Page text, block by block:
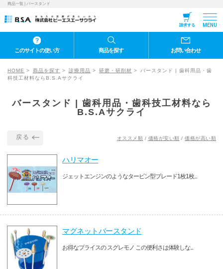
商品一覧 | バースタンド
請求する MENU
このサイトの使い方 商品を探す お問い合わせ
HOME 商品を探す 診療用品 研磨・研削材
バースタンド | 歯科用品・歯
科技工材料ならB.S.Aサクライ
バースタンド | 歯科用品・歯科技工材料なら
B.S.Aサクライ
戻る オススメ順 / 価格が安い順 / 価格が高い順
ハリマオー
ジェットエンジンのようなタービン型ブレード1枚1枚...
マグネットバースタンド
お得なプライスの スグレモノ この便利さは体験しな...